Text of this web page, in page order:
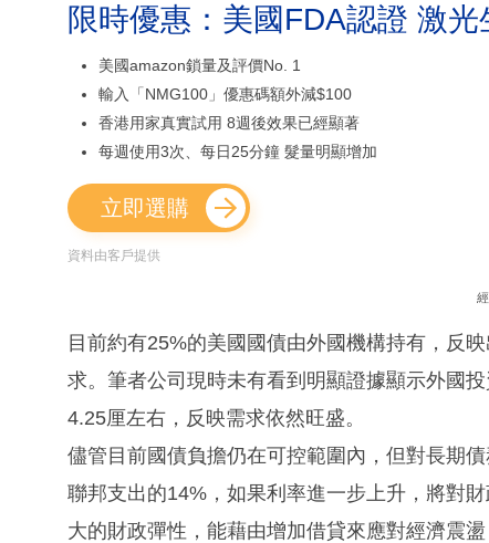
限時優惠：美國FDA認證 激光
美國amazon鎖量及評價No. 1
輸入「NMG100」優惠碼額外減$100
香港用家真實試用 8週後效果已經顯著
每週使用3次、每日25分鐘 髮量明顯增加
立即選購
資料由客戶提供
目前約有25%的美國國債由外國機構持有，反
求。筆者公司現時未有看到明顯證據顯示外國
4.25厘左右，反映需求依然旺盛。
儘管目前國債負擔仍在可控範圍內，但對長期
聯邦支出的14%，如果利率進一步上升，將對
大的財政彈性，能藉由增加借貸來應對經濟震